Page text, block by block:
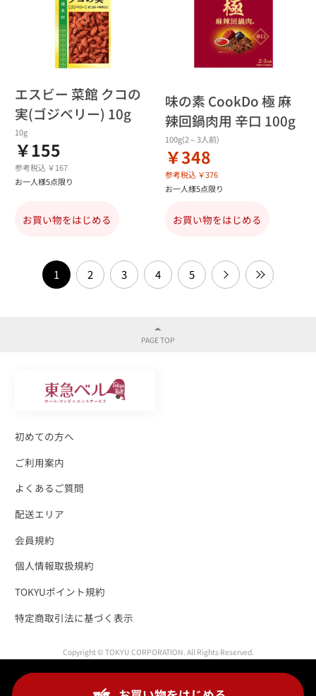
エスビー 菜館 クコの
実(ゴジベリー) 10g
10g
￥155
参考税込 ￥167
お一人様5点限り
お買い物をはじめる
味の素 CookDo 極 麻
辣回鍋肉用 辛口 100g
100g(2～3人前)
￥348
参考税込 ￥376
お一人様5点限り
お買い物をはじめる
1 2 3 4 5
初めての方へ
ご利用案内
よくあるご質問
配送エリア
会員規約
個人情報取扱規約
TOKYUポイント規約
特定商取引法に基づく表示
Copyright © TOKYU CORPORATION. All Rights Reserved.